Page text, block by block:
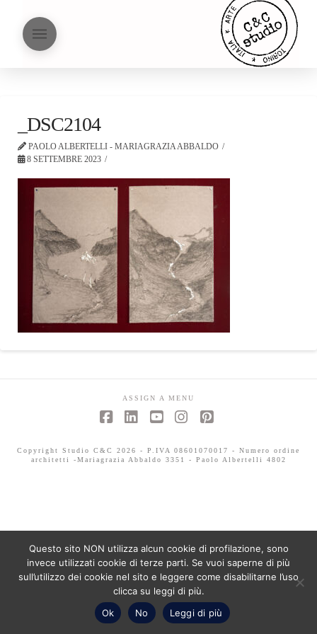
_DSC2104
PAOLO ALBERTELLI - MARIAGRAZIA ABBALDO
8 SETTEMBRE 2023
ASSIGN A MENU
Copyright Studio C&C 2026 - P.IVA 08601070017 - Numero ordine
architetti -Mariagrazia Abbaldo 3351 - Paolo Albertelli 4802
Questo sito NON utilizza alcun cookie di profilazione, sono
invece utilizzati cookie di terze parti. Se vuoi saperne di più
sull’utilizzo dei cookie nel sito e leggere come disabilitarne l’uso
clicca su leggi di più.
Ok
No Leggi di più